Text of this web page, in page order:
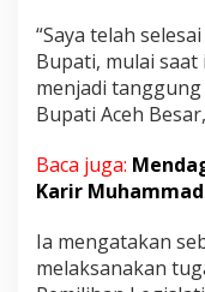
“Saya telah
Bupati, mulai
menjadi
Bupati Aceh
Baca juga:
Karir
Ia mengatakan
melaksanakan